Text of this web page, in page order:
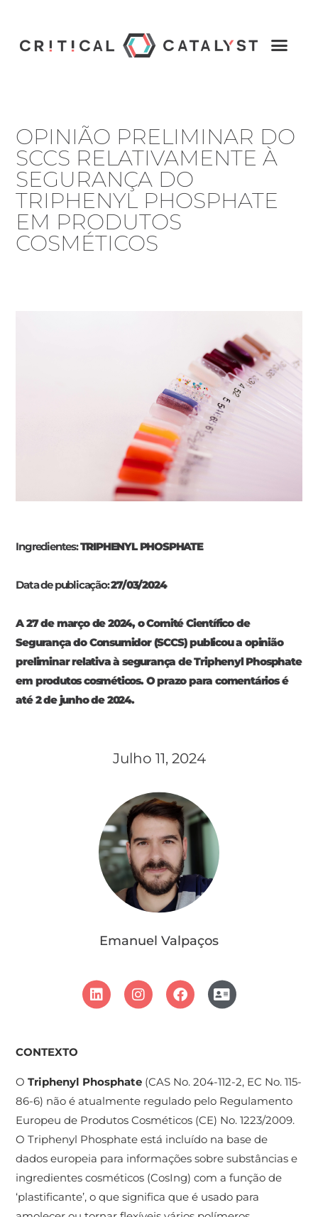
OPINIÃO PRELIMINAR DO
SCCS RELATIVAMENTE À
SEGURANÇA DO
TRIPHENYL PHOSPHATE
EM PRODUTOS
COSMÉTICOS
Ingredientes:TRIPHENYL PHOSPHATE
Data de publicação:27/03/2024
A 27 de março de 2024, o Comité Científico de
Segurança do Consumidor (SCCS) publicou a opinião
preliminar relativa à segurança de Triphenyl Phosphate
em produtos cosméticos. O prazo para comentários é
até 2 de junho de 2024.
Julho 11, 2024
Emanuel Valpaços
CONTEXTO
OTriphenyl Phosphate (CAS No. 204-112-2, EC No. 115-
86-6) não é atualmente regulado pelo Regulamento
Europeu de Produtos Cosméticos (CE) No. 1223/2009.
O Triphenyl Phosphate está incluído na base de
dados europeia para informações sobre substâncias e
ingredientes cosméticos (CosIng) com a função de
‘plastificante’, o que significa que é usado para